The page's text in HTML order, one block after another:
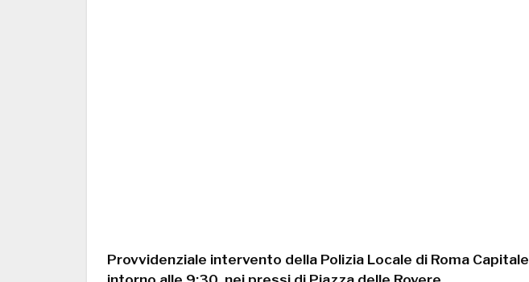
Provvidenziale intervento della Polizia Locale di Roma Capitale